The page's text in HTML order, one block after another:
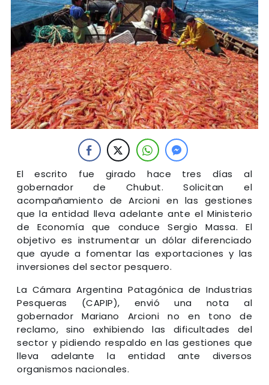
El escrito fue girado hace tres días al
gobernador de Chubut. Solicitan el
acompañamiento de Arcioni en las gestiones
que la entidad lleva adelante ante el Ministerio
de Economía que conduce Sergio Massa. El
objetivo es instrumentar un dólar diferenciado
que ayude a fomentar las exportaciones y las
inversiones del sector pesquero.
La Cámara Argentina Patagónica de Industrias
Pesqueras (CAPIP), envió una nota al
gobernador Mariano Arcioni no en tono de
reclamo, sino exhibiendo las dificultades del
sector y pidiendo respaldo en las gestiones que
lleva adelante la entidad ante diversos
organismos nacionales.